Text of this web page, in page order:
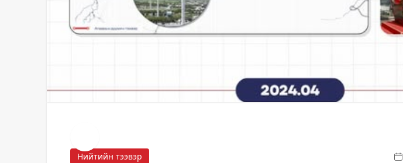
Нийтийн тээвэр